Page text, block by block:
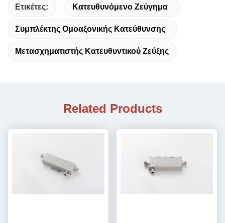
Ετικέτες: Κατευθυνόμενο Ζεύγημα
Συμπλέκτης Ομοαξονικής Κατεύθυνσης
Μετασχηματιστής Κατευθυντικού Ζεύξης
Related Products